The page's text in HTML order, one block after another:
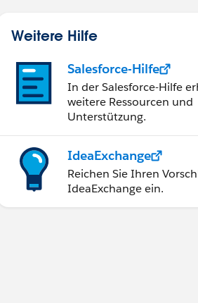
Weitere Hilfe
Salesforce-Hilfe
In der Salesforce-Hilfe
weitere Ressourcen und
Unterstützung.
IdeaExchange
Reichen Sie Ihren
IdeaExchange ein.